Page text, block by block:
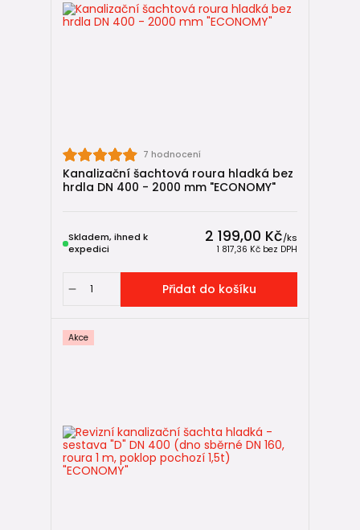
7 hodnocení
Kanalizační šachtová roura hladká bez
hrdla DN 400 - 2000 mm "ECONOMY"
2 199,00 Kč/ks
1 817,36 Kč bez DPH
Skladem, ihned k
expedici
Přidat do košíku
Akce